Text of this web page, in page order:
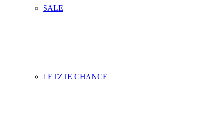
SALE
LETZTE CHANCE